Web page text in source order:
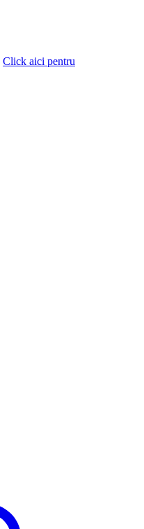
Click aici pentru